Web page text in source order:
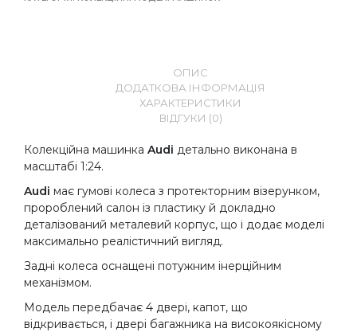
ОПИС
ДОДАТКОВА ІНФОРМАЦІЯ
ХАРАКТЕРИСТИКИ
ВІДГУКИ (0)
Колекційна машинка Audi детально виконана в
масштабі 1:24.
Audi має гумові колеса з протекторним візерунком,
пророблений салон із пластику й докладно
деталізований металевий корпус, що і додає моделі
максимально реалістичний вигляд.
Задні колеса оснащені потужним інерційним
механізмом.
Модель передбачає 4 двері, капот, що
відкривається, і двері багажника на високоякісному